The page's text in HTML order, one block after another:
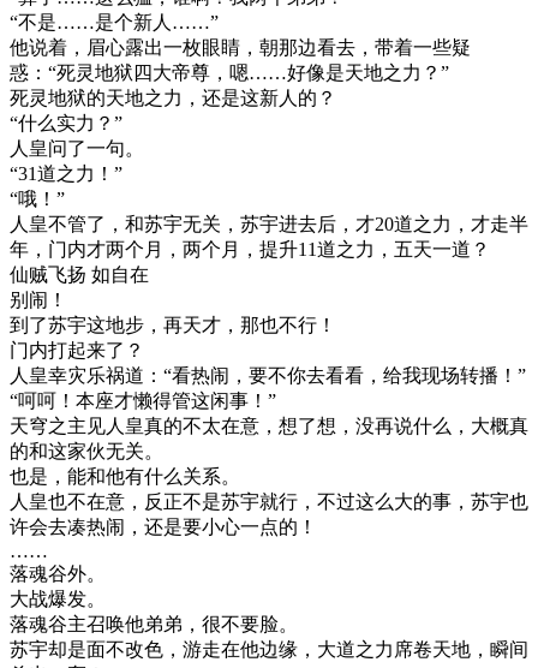
“不是……是个新人……”
他说着，眉心露出一枚眼睛，朝那边看去，带着一些疑
惑：“死灵地狱四大帝尊，嗯……好像是天地之力？”
死灵地狱的天地之力，还是这新人的？
“什么实力？”
人皇问了一句。
“31道之力！”
“哦！”
人皇不管了，和苏宇无关，苏宇进去后，才20道之力，才走半
年，门内才两个月，两个月，提升11道之力，五天一道？
仙贼飞扬 如自在
别闹！
到了苏宇这地步，再天才，那也不行！
门内打起来了？
人皇幸灾乐祸道：“看热闹，要不你去看看，给我现场转播！”
“呵呵！本座才懒得管这闲事！”
天穹之主见人皇真的不太在意，想了想，没再说什么，大概真
的和这家伙无关。
也是，能和他有什么关系。
人皇也不在意，反正不是苏宇就行，不过这么大的事，苏宇也
许会去凑热闹，还是要小心一点的！
……
落魂谷外。
大战爆发。
落魂谷主召唤他弟弟，很不要脸。
苏宇却是面不改色，游走在他边缘，大道之力席卷天地，瞬间